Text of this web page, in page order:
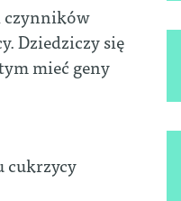
czynników
Dziedziczy się
mieć geny
cukrzycy